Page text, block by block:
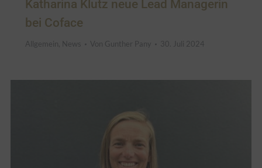
Katharina Klutz neue Lead Managerin
bei Coface
Allgemein, News Von Gunther Pany 30. Juli 2024